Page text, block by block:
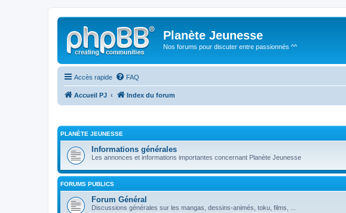
Planète Jeunesse
Nos forums pour discuter entre passionnés ^^
Accès rapide FAQ
Accueil PJ Index du forum
PLANÈTE JEUNESSE
Informations générales
Les annonces et informations importantes concernant Planète Jeunesse
FORUMS PUBLICS
Forum Général
Discussions générales sur les mangas, dessins-animés, toku, films, ...